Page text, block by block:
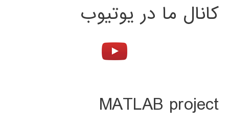
کانال ما در یوتیوب
MATLAB project